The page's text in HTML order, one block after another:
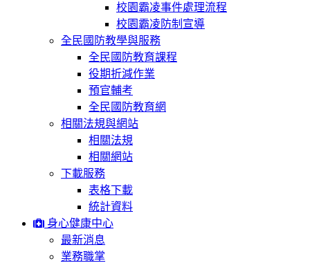
校園霸凌事件處理流程
校園霸凌防制宣導
全民國防教學與服務
全民國防教育課程
役期折減作業
預官輔考
全民國防教育網
相關法規與網站
相關法規
相關網站
下載服務
表格下載
統計資料
身心健康中心
最新消息
業務職掌